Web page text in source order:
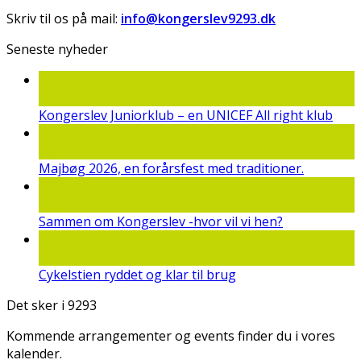
Skriv til os på mail: info@kongerslev9293.dk
Seneste nyheder
Kongerslev Juniorklub – en UNICEF All right klub
Majbøg 2026, en forårsfest med traditioner.
Sammen om Kongerslev -hvor vil vi hen?
Cykelstien ryddet og klar til brug
Det sker i 9293
Kommende arrangementer og events finder du i vores
kalender.